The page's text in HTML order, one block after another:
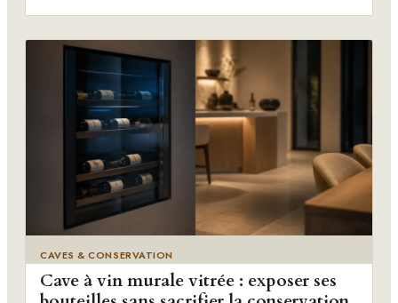
CAVES & CONSERVATION
Cave à vin murale vitrée : exposer ses